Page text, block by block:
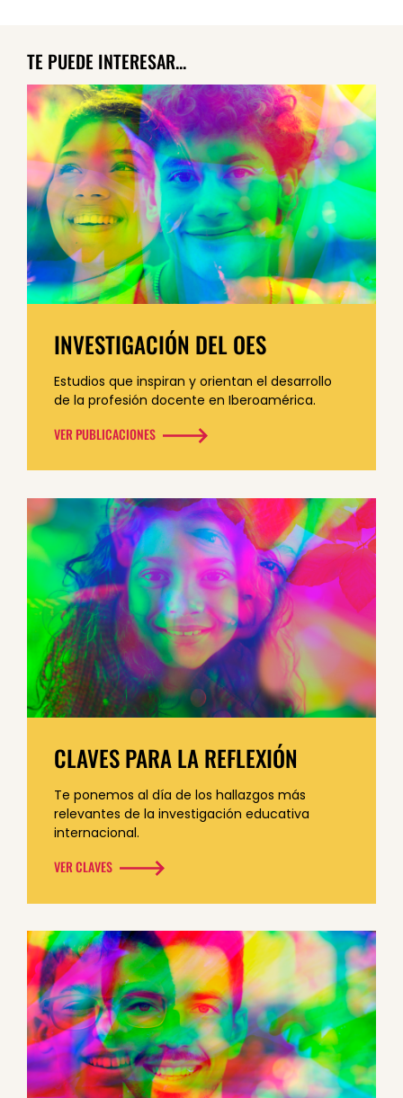
TE PUEDE INTERESAR...
INVESTIGACIÓN DEL OES
Estudios que inspiran y orientan el desarrollo
de la profesión docente en Iberoamérica.
VER PUBLICACIONES
CLAVES PARA LA REFLEXIÓN
Te ponemos al día de los hallazgos más
relevantes de la investigación educativa
internacional.
VER CLAVES